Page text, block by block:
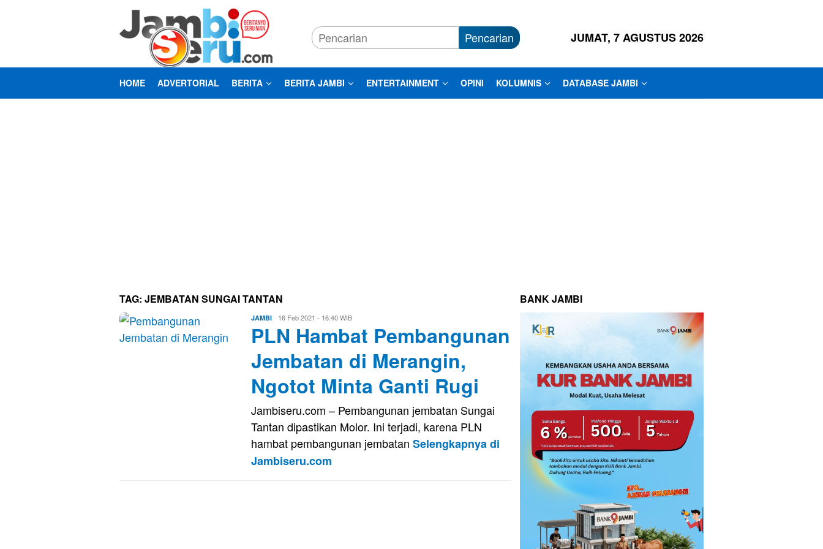
Pencarian JUMAT, 7 AGUSTUS 2026
HOME ADVERTORIAL BERITA BERITA JAMBI ENTERTAINMENT OPINI KOLUMNIS DATABASE JAMBI
TAG: JEMBATAN SUNGAI TANTAN
JAMBI Eri
Saputra
16 Feb 2021 - 16:40 WIB
PLN Hambat Pembangunan
Jembatan di Merangin,
Ngotot Minta Ganti Rugi
Jambiseru.com – Pembangunan jembatan Sungai
Tantan dipastikan Molor. Ini terjadi, karena PLN
hambat pembangunan jembatan Selengkapnya di
Jambiseru.com
BANK JAMBI